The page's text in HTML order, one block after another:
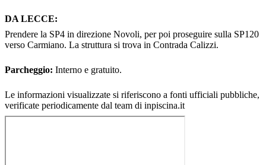
DA LECCE:
Prendere la SP4 in direzione Novoli, per poi proseguire sulla SP120
verso Carmiano. La struttura si trova in Contrada Calizzi.
Parcheggio: Interno e gratuito.
Le informazioni visualizzate si riferiscono a fonti ufficiali pubbliche,
verificate periodicamente dal team di inpiscina.it